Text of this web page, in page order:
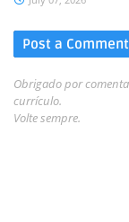
Post a Comment
Obrigado por
currículo.
Volte sempre.